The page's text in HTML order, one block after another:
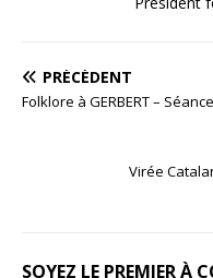
PRÉCÉDENT
Folklore à GERBERT –
Virée
SOYEZ LE PREMIER À